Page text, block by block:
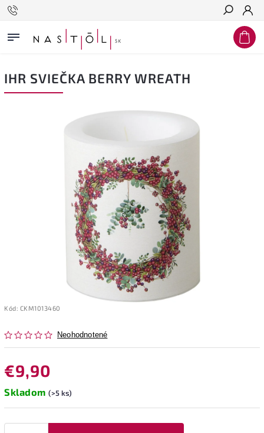
Hľadať
IHR SVIEČKA BERRY WREATH
Kód: CKM1013460
Neohodnotené
€9,90
Skladom (>5 ks)